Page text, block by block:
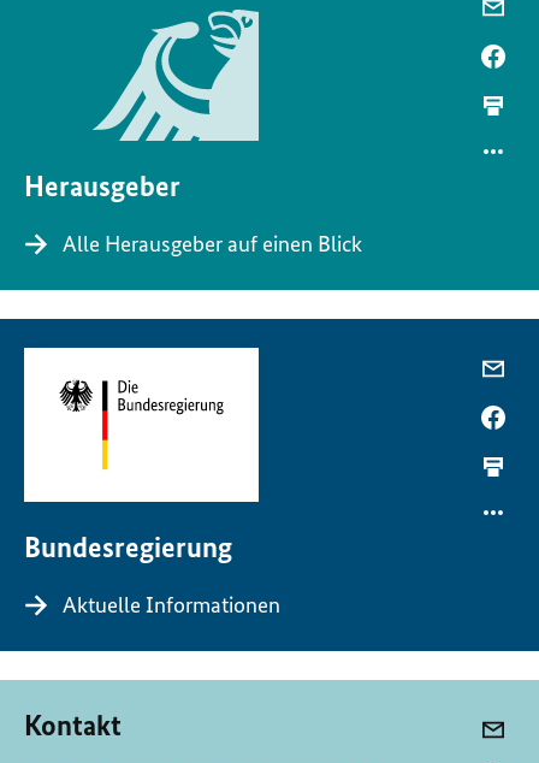
Herausgeber
Alle Herausgeber auf einen Blick
Bundesregierung
Aktuelle Informationen
Kontakt